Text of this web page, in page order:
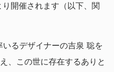
開催されます（以下、関
るデザイナーの吉泉 聡を
、この世に存在するありと